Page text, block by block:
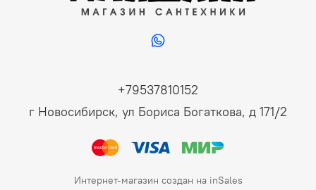
+79537810152
г Новосибирск, ул Бориса Богаткова, д 171/2
Интернет-магазин создан на inSales